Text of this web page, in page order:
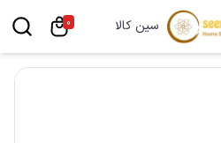
سین کالا 0